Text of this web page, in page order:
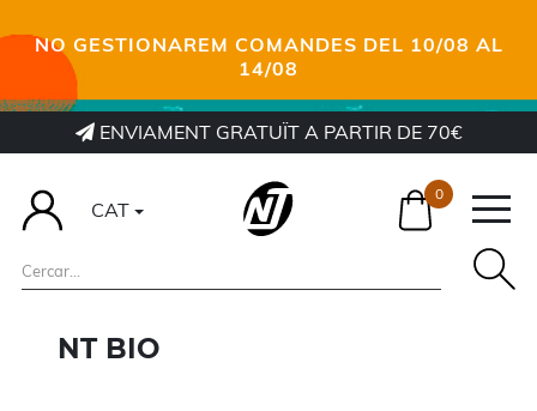
NO GESTIONAREM COMANDES DEL 10/08 AL
14/08
ENVIAMENT GRATUÏT A PARTIR DE 70€
CAT
0
NT BIO